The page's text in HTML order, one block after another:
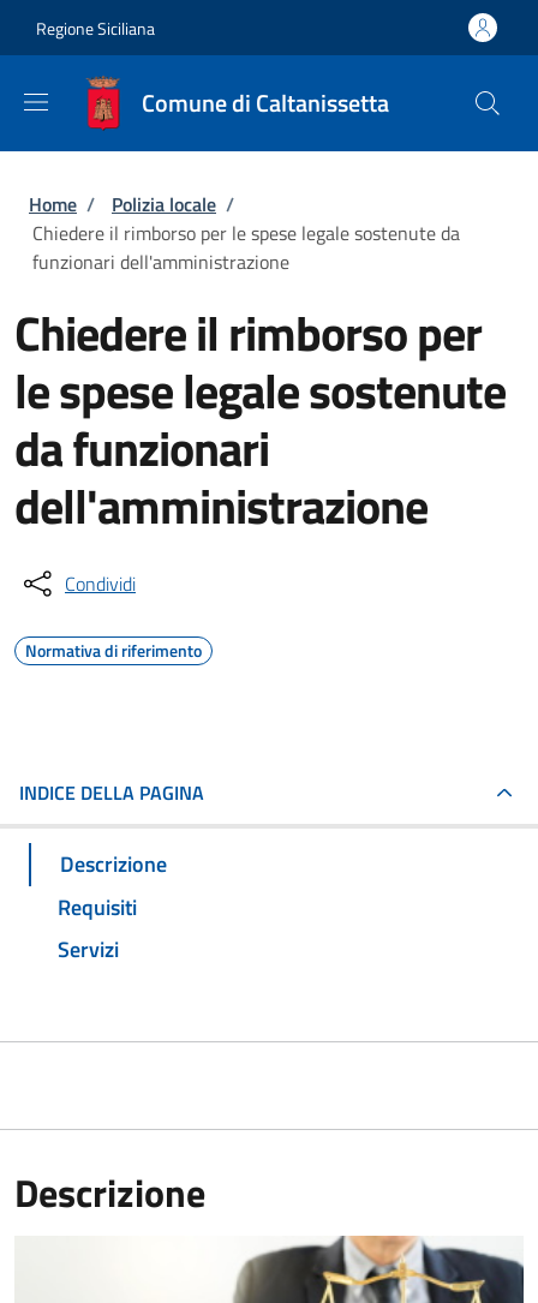
Regione Siciliana
Comune di Caltanissetta
Briciole di pane
Home / Polizia locale /
Chiedere il rimborso per le spese legale sostenute da
funzionari dell'amministrazione
Chiedere il rimborso per
le spese legale sostenute
da funzionari
dell'amministrazione
Condividi
Normativa di riferimento
INDICE DELLA PAGINA
Descrizione
Requisiti
Servizi
Descrizione